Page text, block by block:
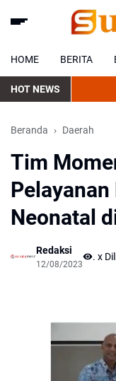
HOME BERITA
HOT NEWS
Beranda Daerah
Tim
Neonatal
Redaksi
12/08/2023
...x